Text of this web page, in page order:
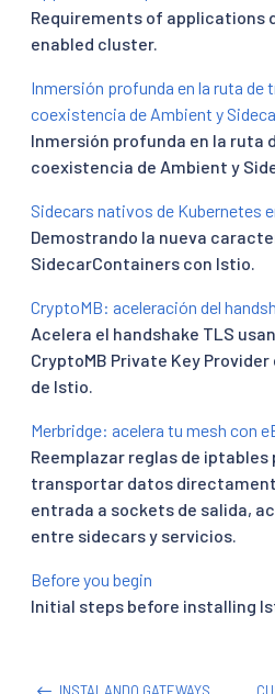
Requirements of applications
enabled cluster.
Inmersión profunda en la ruta de
coexistencia de Ambient y
Inmersión profunda en la ruta
coexistencia de Ambient y
Sidecars nativos de Kubernetes
Demostrando la nueva
SidecarContainers con Istio.
CryptoMB: aceleración del
Acelera el handshake TLS
CryptoMB Private Key
de Istio.
Merbridge: acelera tu mesh con
Reemplazar reglas de iptables
transportar datos
entrada a sockets de salida,
entre sidecars y servicios.
Before you begin
Initial steps before installing